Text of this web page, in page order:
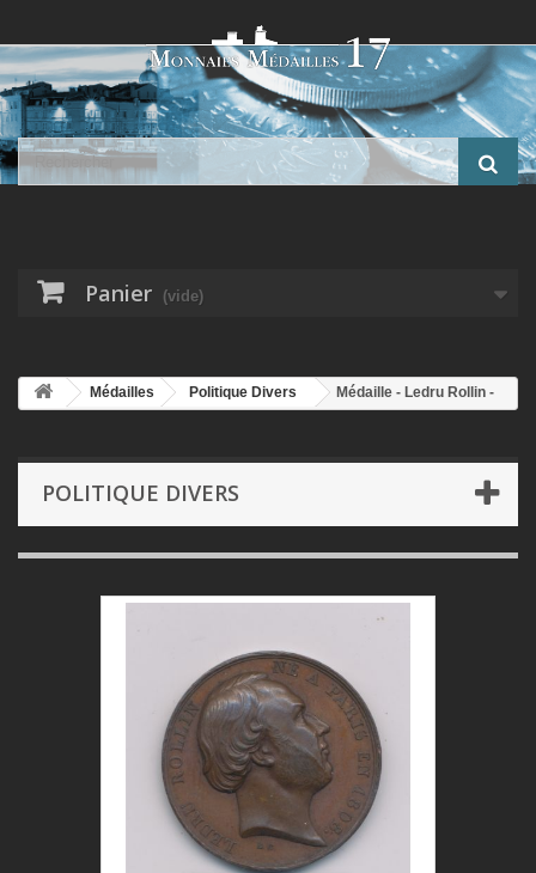
Panier (vide)
Médailles Politique Divers
Médaille - Ledru Rollin -
POLITIQUE DIVERS